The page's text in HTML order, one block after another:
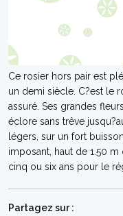
Ce rosier hors pair est
un demi siècle. C?est le
assuré. Ses grandes
éclore sans trêve
légers, sur un fort
imposant, haut de 1.50
cinq ou six ans pour le
Partagez sur :